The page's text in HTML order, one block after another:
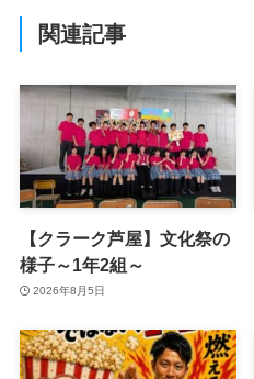
関連記事
【クラーク芦屋】文化祭の
様子～1年2組～
2026年8月5日